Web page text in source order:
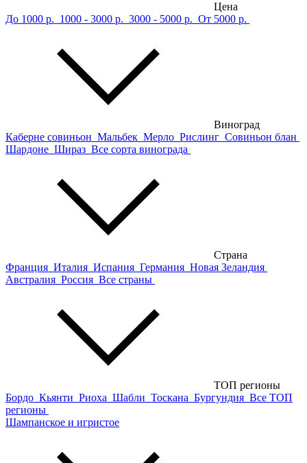
Цена
До 1000 р. 1000 - 3000 р. 3000 - 5000 р. От 5000 р.
Виноград
Каберне совиньон Мальбек Мерло Рислинг Совиньон блан
Шардоне Шираз Все сорта винограда
Страна
Франция Италия Испания Германия Новая Зеландия
Австралия Россия Все страны
ТОП регионы
Бордо Кьянти Риоха Шабли Тоскана Бургундия Все ТОП
регионы
Шампанское и игристое